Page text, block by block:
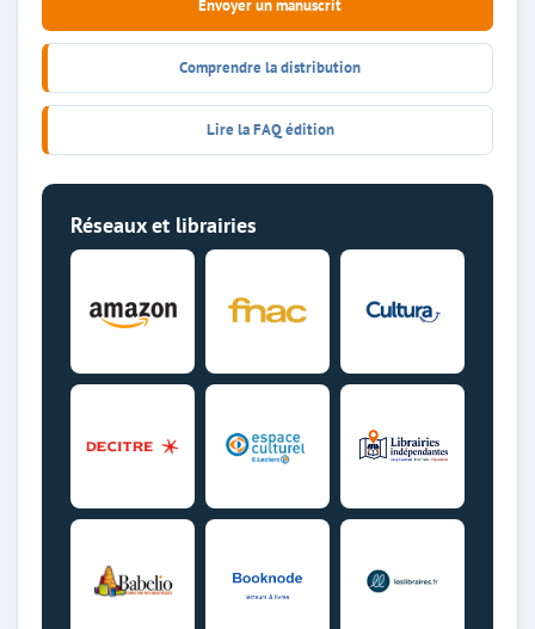
Envoyer un manuscrit
Comprendre la distribution
Lire la FAQ édition
Réseaux et librairies